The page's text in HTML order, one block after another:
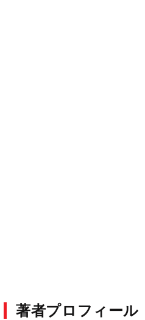
著者プロフィール